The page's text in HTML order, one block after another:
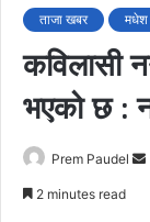
ताजा खबर मधेश
कविलासी
भएको छ :
Prem Paudel
2 minutes read